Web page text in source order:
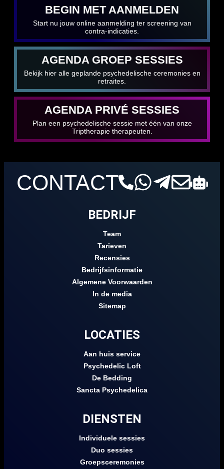
BEGIN MET AANMELDEN
Start nu jouw online aanmelding ter screening van
contra-indicaties.
AGENDA GROEP SESSIES
Bekijk hier alle geplande psychedelische ceremonies en
retraites.
AGENDA PRIVÉ SESSIES
Plan een psychedelische sessie met één van onze
Triptherapie therapeuten.
CONTACT
BEDRIJF
Team
Tarieven
Recensies
Bedrijfsinformatie
Algemene Voorwaarden
In de media
Sitemap
LOCATIES
Aan huis service
Psychedelic Loft
De Bedding
Sancta Psychedelica
DIENSTEN
Individuele sessies
Duo sessies
Groepsceremonies